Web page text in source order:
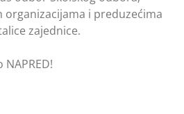
organizacijama i preduzećima
zajednice.